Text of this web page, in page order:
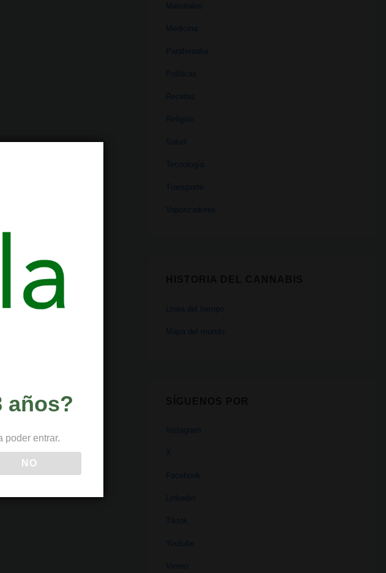
Materiales
Medicina
Parafernalia
Políticas
Recetas
Religión
Salud
Tecnología
Transporte
Vaporizadores
Linea del tiempo
Mapa del mundo
Instagram
X
Facebook
Linkedin
Tiktok
Youtube
Vimeo
años?
poder entrar.
NO